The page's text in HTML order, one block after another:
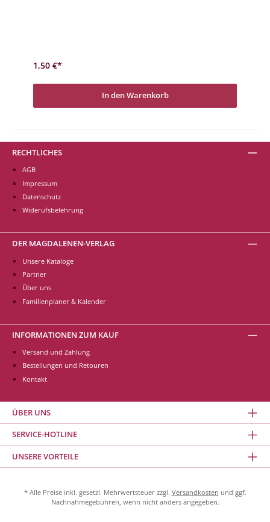
1,50 €*
In den Warenkorb
RECHTLICHES
AGB
Impressum
Datenschutz
Widerufsbelehrung
DER MAGDALENEN-VERLAG
Unsere Kataloge
Partner
Über uns
Familienplaner & Kalender
INFORMATIONEN ZUM KAUF
Versand und Zahlung
Bestellungen und Retouren
Kontakt
ÜBER UNS
SERVICE-HOTLINE
UNSERE VORTEILE
* Alle Preise inkl. gesetzl. Mehrwertsteuer zzgl. Versandkosten und ggf.
Nachnahmegebühren, wenn nicht anders angegeben.